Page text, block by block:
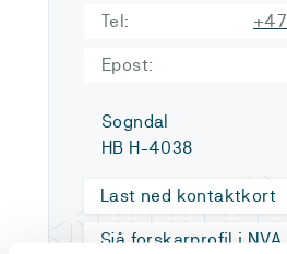
Tel: +47
Epost:
Sogndal
HB H-4038
Last ned kontaktkort
Sjå forskarprofil i NVA